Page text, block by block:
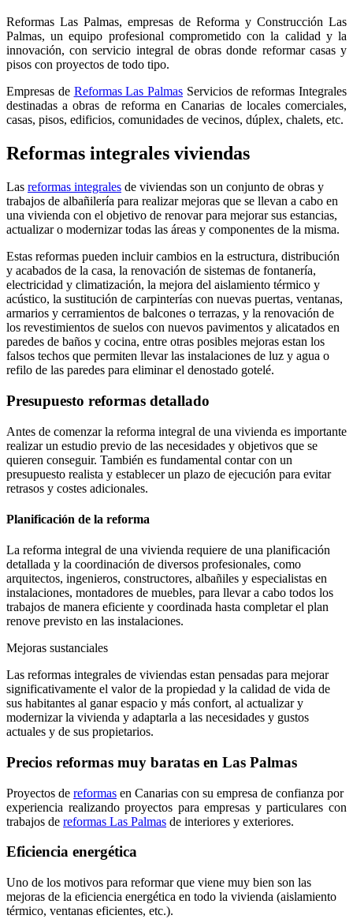
Reformas Las Palmas, empresas de Reforma y Construcción Las
Palmas, un equipo profesional comprometido con la calidad y la
innovación, con servicio integral de obras donde reformar casas y
pisos con proyectos de todo tipo.
Empresas de Reformas Las Palmas Servicios de reformas Integrales
destinadas a obras de reforma en Canarias de locales comerciales,
casas, pisos, edificios, comunidades de vecinos, dúplex, chalets, etc.
Reformas integrales viviendas
Las reformas integrales de viviendas son un conjunto de obras y
trabajos de albañilería para realizar mejoras que se llevan a cabo en
una vivienda con el objetivo de renovar para mejorar sus estancias,
actualizar o modernizar todas las áreas y componentes de la misma.
Estas reformas pueden incluir cambios en la estructura, distribución
y acabados de la casa, la renovación de sistemas de fontanería,
electricidad y climatización, la mejora del aislamiento térmico y
acústico, la sustitución de carpinterías con nuevas puertas, ventanas,
armarios y cerramientos de balcones o terrazas, y la renovación de
los revestimientos de suelos con nuevos pavimentos y alicatados en
paredes de baños y cocina, entre otras posibles mejoras estan los
falsos techos que permiten llevar las instalaciones de luz y agua o
refilo de las paredes para eliminar el denostado gotelé.
Presupuesto reformas detallado
Antes de comenzar la reforma integral de una vivienda es importante
realizar un estudio previo de las necesidades y objetivos que se
quieren conseguir. También es fundamental contar con un
presupuesto realista y establecer un plazo de ejecución para evitar
retrasos y costes adicionales.
Planificación de la reforma
La reforma integral de una vivienda requiere de una planificación
detallada y la coordinación de diversos profesionales, como
arquitectos, ingenieros, constructores, albañiles y especialistas en
instalaciones, montadores de muebles, para llevar a cabo todos los
trabajos de manera eficiente y coordinada hasta completar el plan
renove previsto en las instalaciones.
Mejoras sustanciales
Las reformas integrales de viviendas estan pensadas para mejorar
significativamente el valor de la propiedad y la calidad de vida de
sus habitantes al ganar espacio y más confort, al actualizar y
modernizar la vivienda y adaptarla a las necesidades y gustos
actuales y de sus propietarios.
Precios reformas muy baratas en Las Palmas
Proyectos de reformas en Canarias con su empresa de confianza por
experiencia realizando proyectos para empresas y particulares con
trabajos de reformas Las Palmas de interiores y exteriores.
Eficiencia energética
Uno de los motivos para reformar que viene muy bien son las
mejoras de la eficiencia energética en todo la vivienda (aislamiento
térmico, ventanas eficientes, etc.).